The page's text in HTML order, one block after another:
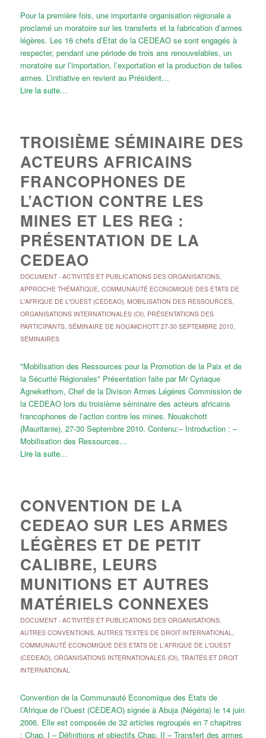
Pour la première fois, une importante organisation régionale a
proclamé un moratoire sur les transferts et la fabrication d’armes
légères. Les 16 chefs d’Etat de la CEDEAO se sont engagés à
respecter, pendant une période de trois ans renouvelables, un
moratoire sur l’importation, l’exportation et la production de telles
armes. L’initiative en revient au Président…
Lire la suite…
TROISIÈME SÉMINAIRE DES
ACTEURS AFRICAINS
FRANCOPHONES DE
L’ACTION CONTRE LES
MINES ET LES REG :
PRÉSENTATION DE LA
CEDEAO
DOCUMENT- ACTIVITÉS ET PUBLICATIONS DES ORGANISATIONS,
APPROCHE THÉMATIQUE, COMMUNAUTÉ ECONOMIQUE DES ETATS DE
L'AFRIQUE DE L'OUEST (CEDEAO), MOBILISATION DES RESSOURCES,
ORGANISATIONS INTERNATIONALES (OI), PRÉSENTATIONS DES
PARTICIPANTS, SÉMINAIRE DE NOUAKCHOTT 27-30 SEPTEMBRE 2010,
SÉMINAIRES
"Mobilisation des Ressources pour la Promotion de la Paix et de
la Sécurité Régionales" Présentation faite par Mr Cyriaque
Agnekethom, Chef de la Divison Armes Légères Commission de
la CEDEAO lors du troisième séminaire des acteurs africains
francophones de l’action contre les mines. Nouakchott
(Mauritanie), 27-30 Septembre 2010. Contenu:– Introduction ; –
Mobilisation des Ressources…
Lire la suite…
CONVENTION DE LA
CEDEAO SUR LES ARMES
LÉGÈRES ET DE PETIT
CALIBRE, LEURS
MUNITIONS ET AUTRES
MATÉRIELS CONNEXES
DOCUMENT- ACTIVITÉS ET PUBLICATIONS DES ORGANISATIONS,
AUTRES CONVENTIONS, AUTRES TEXTES DE DROIT INTERNATIONAL,
COMMUNAUTÉ ECONOMIQUE DES ETATS DE L'AFRIQUE DE L'OUEST
(CEDEAO), ORGANISATIONS INTERNATIONALES (OI), TRAITÉS ET DROIT
INTERNATIONAL
Convention de la Communauté Economique des Etats de
l’Afrique de l’Ouest (CEDEAO) signée à Abuja (Négéria) le 14 juin
2006. Elle est composée de 32 articles regroupés en 7 chapitres
: Chap. I – Définitions et objectifs Chap. II – Transfert des armes